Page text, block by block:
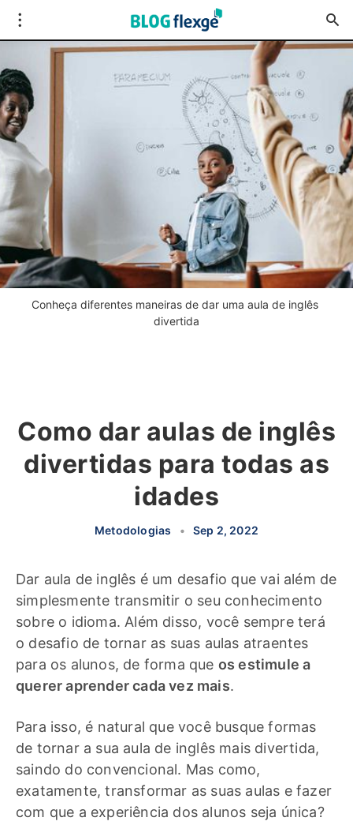
Conheça diferentes maneiras de dar uma aula de inglês
divertida
Como dar aulas de inglês
divertidas para todas as
idades
Metodologias • Sep 2, 2022
Dar aula de inglês é um desafio que vai além de
simplesmente transmitir o seu conhecimento
sobre o idioma. Além disso, você sempre terá
o desafio de tornar as suas aulas atraentes
para os alunos, de forma que os estimule a
querer aprender cada vez mais.
Para isso, é natural que você busque formas
de tornar a sua aula de inglês mais divertida,
saindo do convencional. Mas como,
exatamente, transformar as suas aulas e fazer
com que a experiência dos alunos seja única?